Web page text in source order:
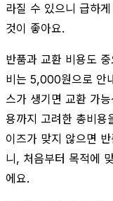
라질 수 있으니 급하
것이 좋아요.
반품과 교환 비용도
비는 5,000원으로 안
스가 생기면 교환 가
용까지 고려한 총비용
이즈가 맞지 않으면
니, 처음부터 목적에
에요.